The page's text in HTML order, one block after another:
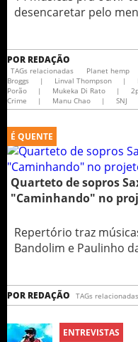
desencaretar pelo
POR REDAÇÃO
TAGs relacionadas Planet hemp
Broggs
| Linval Thompson |
Porão
| Mukeka Di Rato |
Crime
| Manu Chao | SNJ
É QUENTE
Quarteto de sopros
"Caminhando" no
Repertório traz
Bandolim e Paulinho
POR REDAÇÃO TAGs relacionadas
ENTREVISTAS